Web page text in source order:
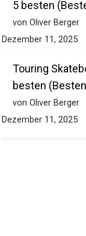
5 besten
von Oliver Berger
Dezember 11, 2025
Touring
besten
von Oliver Berger
Dezember 11, 2025